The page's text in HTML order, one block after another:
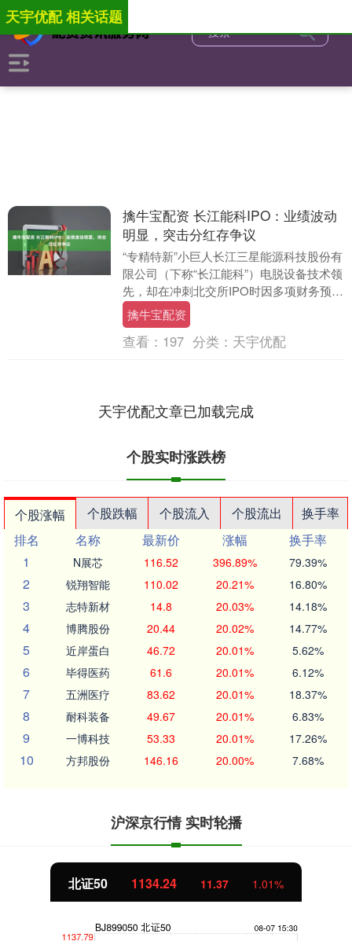
天宇优配 相关话题
擒牛宝配资 长江能科IPO：业绩波动
明显，突击分红存争议
“专精特新”小巨人长江三星能源科技股份有
限公司（下称“长江能科”）电脱设备技术领
先，却在冲刺北交所IPO时因多项财务预
警、频繁关联交易及高比例分红引发监管
和市场....
擒牛宝配资
查看： 197 分类： 天宇优配
天宇优配文章已加载完成
个股实时涨跌榜
个股涨幅 个股跌幅 个股流入 个股流出
换手率
排名
名称 最新价 涨幅
换手率
1
N展芯 116.52 396.89% 79.39%
2 锐翔智能 110.02 20.21% 16.80%
3 志特新材 14.8 20.03% 14.18%
4 博腾股份 20.44 20.02% 14.77%
5 近岸蛋白 46.72 20.01% 5.62%
6 毕得医药 61.6 20.01% 6.12%
7 五洲医疗 83.62 20.01% 18.37%
8 耐科装备 49.67 20.01% 6.83%
9 一博科技 53.33 20.01% 17.26%
10 方邦股份 146.16 20.00% 7.68%
沪深京行情 实时轮播
北证50 1134.24 11.37 1.01%